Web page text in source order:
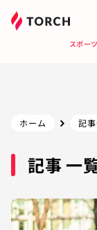
スポー
ホーム 記
記事 一